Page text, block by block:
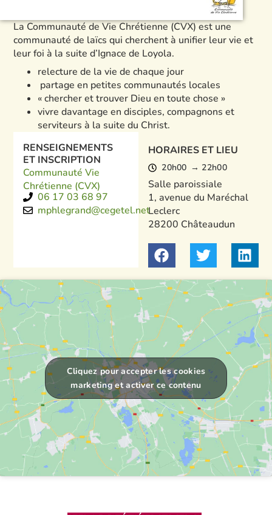
La Communauté de Vie Chrétienne (CVX) est une
communauté de laïcs qui cherchent à unifier leur vie et
leur foi à la suite d’Ignace de Loyola.
relecture de la vie de chaque jour
partage en petites communautés locales
« chercher et trouver Dieu en toute chose »
vivre davantage en disciples, compagnons et
serviteurs à la suite du Christ.
HORAIRES ET LIEU
20h00 → 22h00
Salle paroissiale
1, avenue du Maréchal
Leclerc
28200 Châteaudun
RENSEIGNEMENTS
ET INSCRIPTION
Communauté Vie
Chrétienne (CVX)
06 17 03 68 97
mphlegrand@cegetel.net
Cliquez pour accepter les cookies
marketing et activer ce contenu